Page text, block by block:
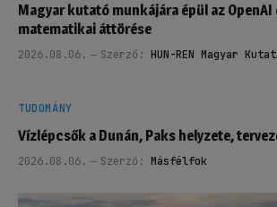
Magyar kutató munkájára épül az OpenAI
matematikai áttörése
2026.08.06. Szerző: HUN-REN Magyar
TUDOMÁNY
Vízlépcsők a Dunán, Paks helyzete,
2026.08.06. Szerző: Másfélfok